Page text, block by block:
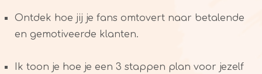
Ontdek hoe jij je fans omtovert naar betalende
en gemotiveerde klanten.
Ik toon je hoe je een 3 stappen plan voor jezelf